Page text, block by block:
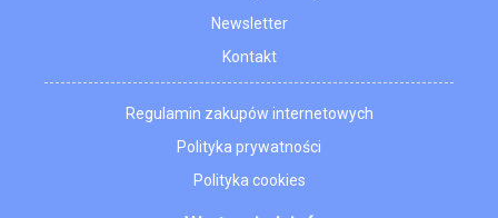
Newsletter
Kontakt
Regulamin zakupów internetowych
Polityka prywatności
Polityka cookies